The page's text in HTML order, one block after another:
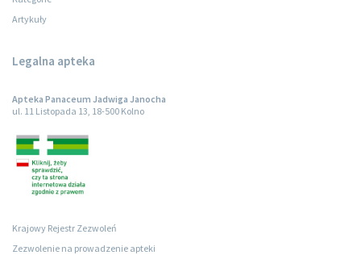
Artykuły
Legalna apteka
Apteka Panaceum Jadwiga Janocha
ul. 11 Listopada 13, 18-500 Kolno
Krajowy Rejestr Zezwoleń
Zezwolenie na prowadzenie apteki